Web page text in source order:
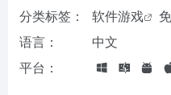
分类标签：
软件游戏
语言：
中文
平台：